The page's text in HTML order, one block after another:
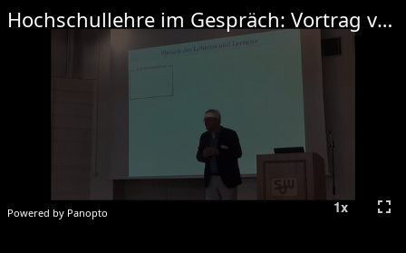
Powered by Panopto
Hochschullehre im Gespräch: Vortrag von Prof. Jürgen Handke: Digitalisierung der Lehre
1x fullscreen